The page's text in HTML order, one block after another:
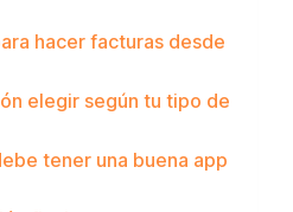
hacer facturas desde
elegir según tu tipo de
tener una buena app